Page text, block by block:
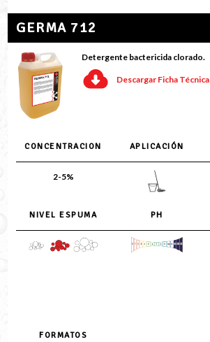
GERMA 712
Detergente bactericida clorado.
Descargar Ficha Técnica
CONCENTRACION APLICACIÓN
2-5%
NIVEL ESPUMA PH
FORMATOS